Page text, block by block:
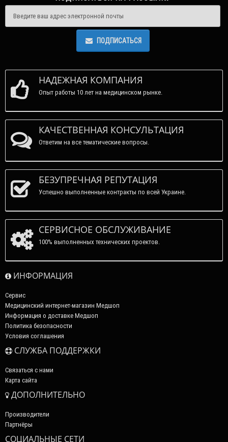
ПОДПИСАТЬСЯ
НАДЕЖНАЯ КОМПАНИЯ
Опыт работы 10 лет на медицинском рынке.
КАЧЕСТВЕННАЯ КОНСУЛЬТАЦИЯ
Ответим на все тематические вопросы.
БЕЗУПРЕЧНАЯ РЕПУТАЦИЯ
Успешно выполненные контракты по всей Украине.
СЕРВИСНОЕ ОБСЛУЖИВАНИЕ
100% выполненных технических проектов.
ИНФОРМАЦИЯ
Сервис
Медицинский интернет-магазин Медшоп
Информация о доставке Медшоп
Политика безопасности
Условия соглашения
СЛУЖБА ПОДДЕРЖКИ
Связаться с нами
Карта сайта
ДОПОЛНИТЕЛЬНО
Производители
Партнёры
СОЦИАЛЬНЫЕ СЕТИ